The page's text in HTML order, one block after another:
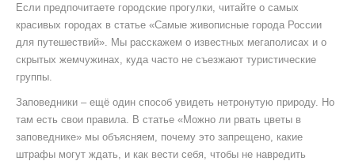
Если предпочитаете городские прогулки, читайте о самых
красивых городах в статье «Самые живописные города России
для путешествий». Мы расскажем о известных мегаполисах и о
скрытых жемчужинах, куда часто не съезжают туристические
группы.
Заповедники – ещё один способ увидеть нетронутую природу. Но
там есть свои правила. В статье «Можно ли рвать цветы в
заповеднике» мы объясняем, почему это запрещено, какие
штрафы могут ждать, и как вести себя, чтобы не навредить